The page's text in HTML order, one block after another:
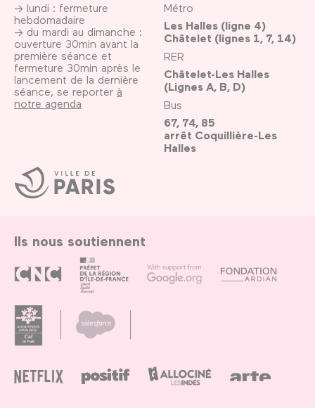
Ville
de
Paris
→ lundi : fermeture
hebdomadaire
→ du mardi au dimanche :
ouverture 30min avant la
première séance et
fermeture 30min après le
lancement de la dernière
séance, se reporter à
notre agenda
Métro
Les Halles (ligne 4)
Châtelet (lignes 1, 7, 14)
RER
Châtelet-Les Halles
(Lignes A, B, D)
Bus
67, 74, 85
arrêt Coquillière-Les
Halles
Ils nous soutiennent